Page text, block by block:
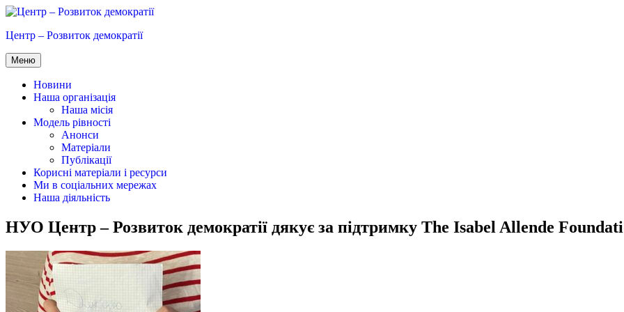
Перейти
вмісту
Центр – Розвиток демократії
Меню
Новини
Наша організація
Наша місія
Модель рівності
Анонси
Матеріали
Публікації
Корисні матеріали і ресурси
Ми в соціальних мережах
Наша діяльність
НУО Центр – Розвиток демократії дякує за підтримку The Isabel Allende